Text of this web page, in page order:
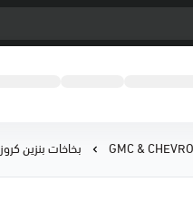
GMC & بخاخات بنزين كروز 16/09⭐⭐⭐